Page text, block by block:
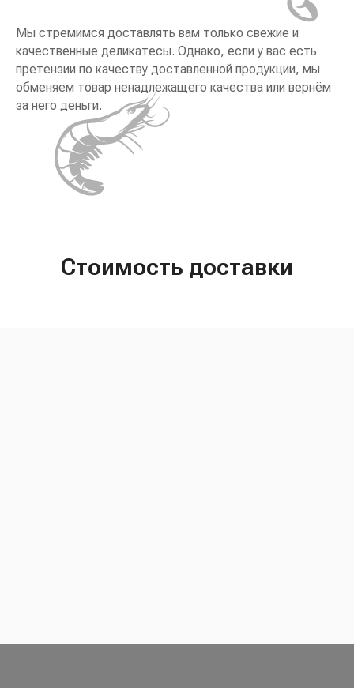
Мы стремимся доставлять вам только свежие и
качественные деликатесы. Однако, если у вас есть
претензии по качеству доставленной продукции, мы
обменяем товар ненадлежащего качества или вернём
за него деньги.
Стоимость доставки